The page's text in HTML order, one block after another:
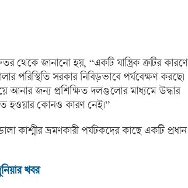
থেকে জানানো হয়, “একটি যান্ত্রিক ত্রুটির কারণে
পরিস্থিতি সরকার নিবিড়ভাবে পর্যবেক্ষণ করছে।
আনার জন্য প্রশিক্ষিত দলগুলোর মাধ্যমে উদ্ধার
হওয়ার কোনও কারণ নেই।”
কাশ্মীর ভ্রমণকারী পর্যটকদের কাছে একটি প্রধান
খবর